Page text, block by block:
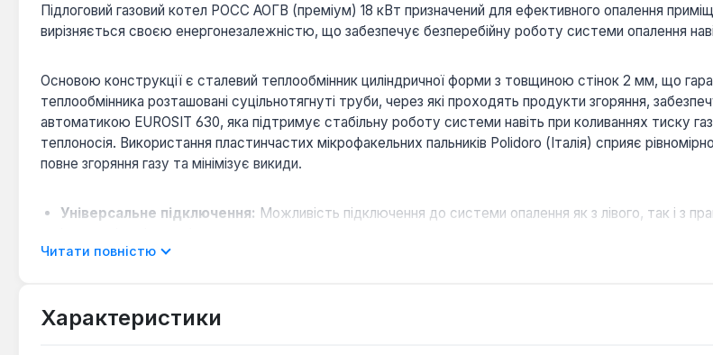
Підлоговий газовий котел РОСС АОГВ (преміум) 18 кВт призначений для ефективного опалення
вирізняється своєю енергонезалежністю, що забезпечує безперебійну роботу системи опалення
Основою конструкції є сталевий теплообмінник циліндричної форми з товщиною стінок 2 мм, що
теплообмінника розташовані суцільнотягнуті труби, через які проходять продукти згоряння,
автоматикою EUROSIT 630, яка підтримує стабільну роботу системи навіть при коливаннях тиску
теплоносія. Використання пластинчастих мікрофакельних пальників Polidoro (Італія) сприяє
повне згоряння газу та мінімізує викиди.
Універсальне підключення: Можливість підключення до системи опалення як з лівого, так і з
Високий ККД: Коефіцієнт корисної дії становить не менше 93%, що свідчить про ефективне
Читати повністю
Характеристики